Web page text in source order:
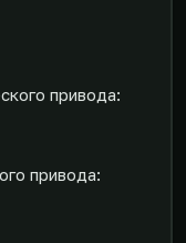
привода:
привода: